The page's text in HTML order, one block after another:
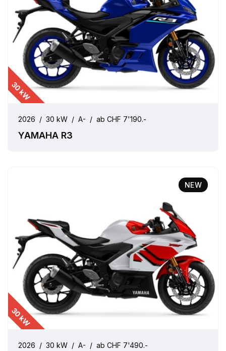
30 kW
2026 / 30 kW / A- / ab CHF 7'190.-
YAMAHA R3
NEW
30 kW
2026 / 30 kW / A- / ab CHF 7'490.-